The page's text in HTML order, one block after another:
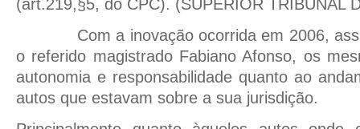
(art.219,§5, do CPC). (SUPERIOR TRIBUNAL
Com a inovação ocorrida em 2006,
o referido magistrado Fabiano Afonso, os
autonomia e responsabilidade quanto ao
autos que estavam sobre a sua jurisdição.